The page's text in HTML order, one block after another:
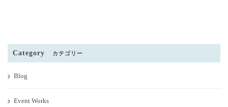
Category カテゴリー
Blog
Event Works